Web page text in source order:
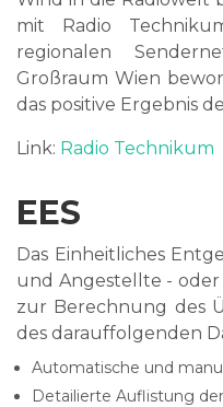
mit Radio
regionalen
Großraum Wien
das positive Ergebnis
Link: Radio Technikum
EES
Das Einheitliches
und Angestellte -
zur Berechnung des
des darauffolgenden
Automatische und
Detailierte Auflistung